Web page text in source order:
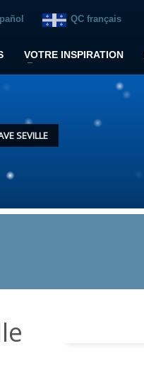
QC français
VOTRE INSPIRATION
SEVILLE